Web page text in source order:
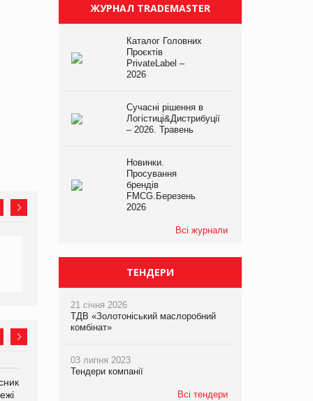
компанії «УкраМарин»
ЖУРНАЛ TRADEMASTER
Каталог Головних
Проєктів
PrivateLabel –
2026
Сучасні рішення в
Логістиці&Дистрибуції
– 2026. Травень
Новинки.
Просування
брендів
FMCG.Березень
2026
Всі журнали
ТЕНДЕРИ
21 січня 2026
ТДВ «Золотоніський маслоробний
комбінат»
03 липня 2023
Тендери компанії
Всі тендери